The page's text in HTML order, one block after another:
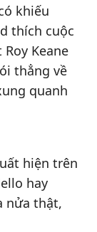
khiếu
thích cuộc
Keane
thẳng về
quanh
hiện trên
hay
nửa thật,